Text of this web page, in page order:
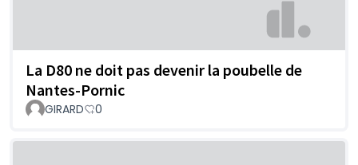
La D80 ne doit pas devenir la poubelle de
Nantes-Pornic
GIRARD 0